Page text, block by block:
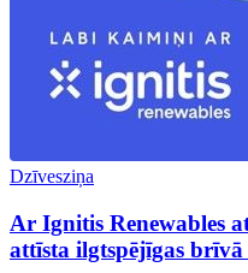
Dzīvesziņa
Ar Ignitis Renewables
attīsta ilgtspējīgas